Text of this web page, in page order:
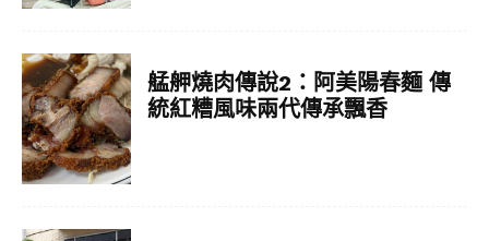
艋舺燒肉傳說2：阿美陽春麵 傳
統紅糟風味兩代傳承飄香